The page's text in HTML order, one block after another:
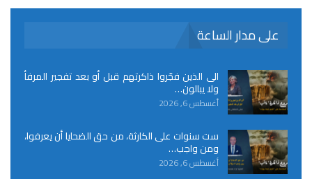
على مدار الساعة
الى الذين فجّروا ذاكرتهم قبل أو بعد تفجير المرفأ
ولا يبالون…
أغسطس 6, 2026
ست سنوات على الكارثة، من حق الضحايا أن يعرفوا،
ومن واجب…
أغسطس 6, 2026